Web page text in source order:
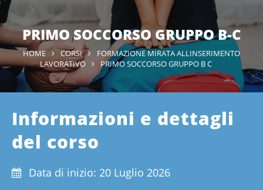
PRIMO SOCCORSO GRUPPO B-C
HOME CORSI
FORMAZIONE MIRATA ALLINSERIMENTO
LAVORATIVO
PRIMO SOCCORSO GRUPPO B C
Informazioni e dettagli
del corso
Data di inizio: 20 Luglio 2026